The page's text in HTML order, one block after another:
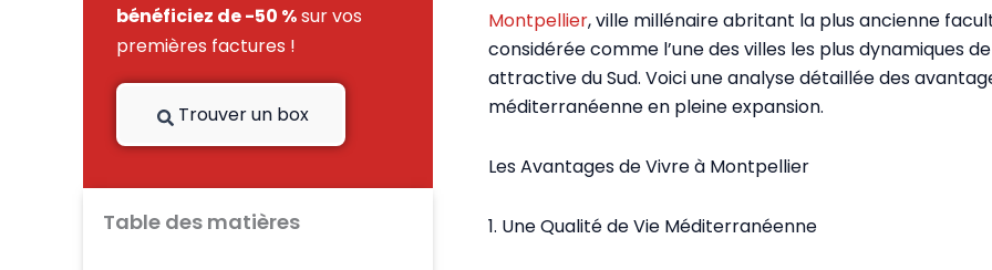
bénéficiez de -50 %sur vos
premières factures !
Trouver un box
Table des matières
Montpellier, ville millénaire abritant la plus ancienne
considérée comme l’une des villes les plus dynamiques
attractive du Sud. Voici une analyse détaillée des
méditerranéenne en pleine expansion.
Les Avantages de Vivre à Montpellier
1. Une Qualité de Vie Méditerranéenne